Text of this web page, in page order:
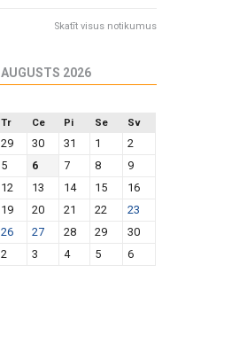
Skatīt visus notikumus
AUGUSTS 2026
Tr Ce Pi Se Sv
29 30 31 1
2
5 6 7 8
9
12 13 14 15
16
19 20 21 22
23
26 27 28 29
30
2 3 4 5 6